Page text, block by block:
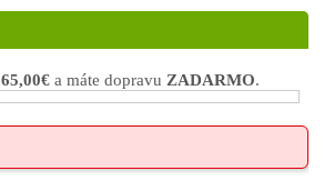
65,00€ a máte dopravu ZADARMO.